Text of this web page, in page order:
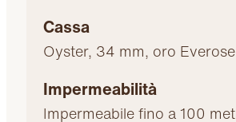
Cassa
Oyster, 34 mm, oro Everose
Impermeabilità
Impermeabile fino a 100